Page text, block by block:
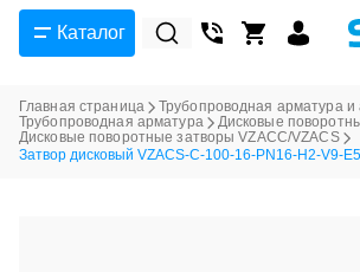
Каталог
Главная страница
Трубопроводная арматура и
Трубопроводная арматура
Дисковые
Дисковые поворотные затворы VZACC/VZACS
Затвор дисковый VZACS-C-100-16-PN16-H2-V9-E5